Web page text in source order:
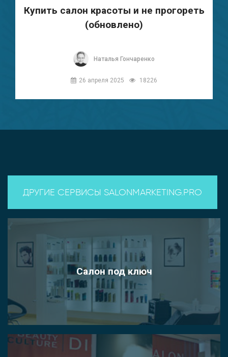
Купить салон красоты и не прогореть
(обновлено)
Наталья Гончаренко
26 апреля 2025 18226
ДРУГИЕ СЕРВИСЫ SALONMARKETING.PRO
Салон под ключ